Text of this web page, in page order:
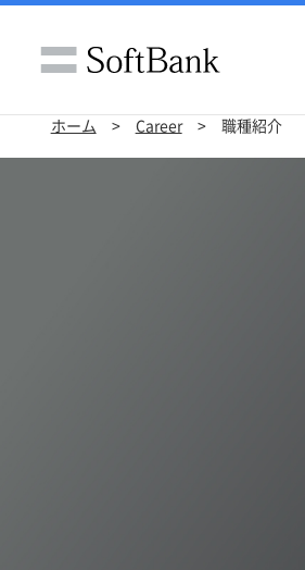
ホーム Career 職種紹介